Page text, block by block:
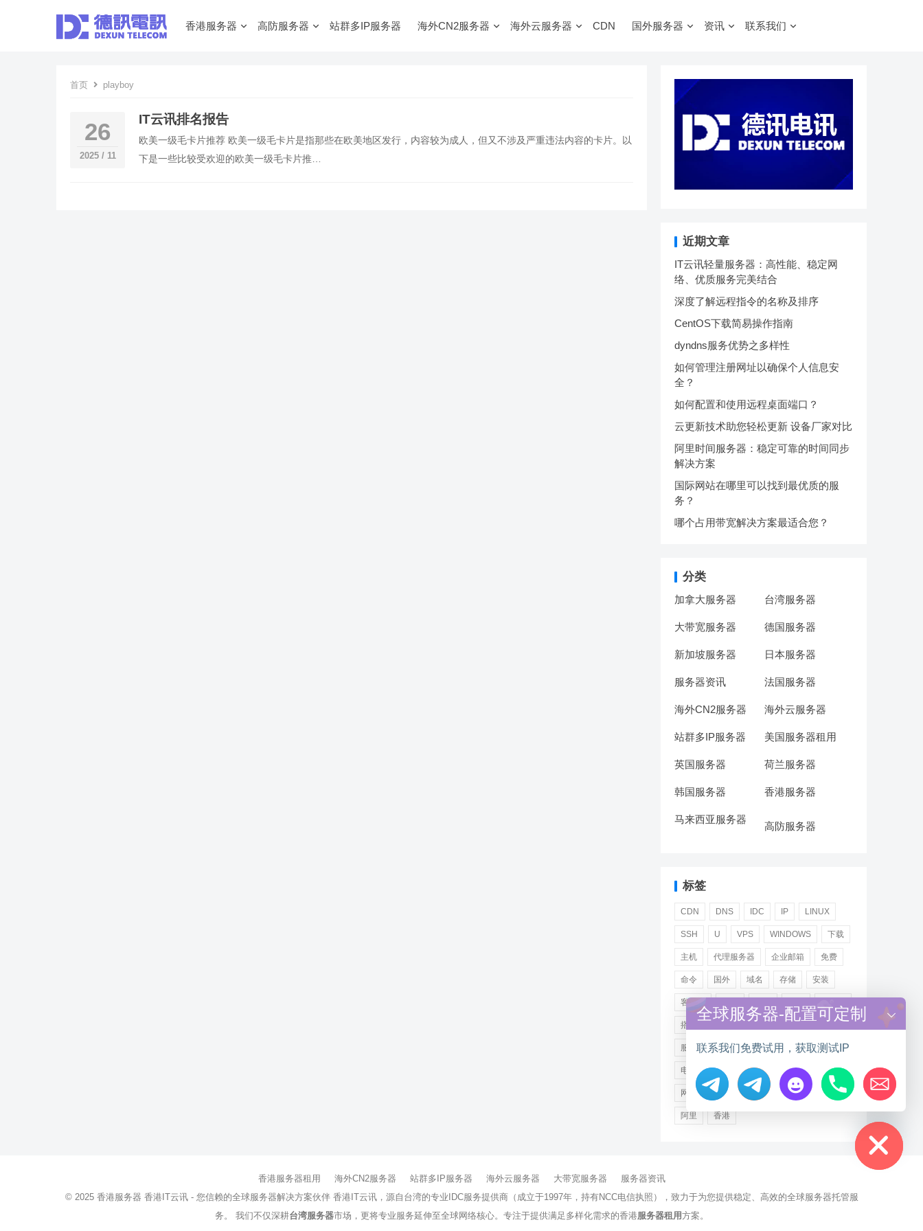
香港服务器 高防服务器 站群多IP服务器 海外CN2服务器 海外云服务器 CDN 国外服务器 资讯 联系我们
首页 playboy
26
2025 / 11
IT云讯排名报告
欧美一级毛卡片推荐 欧美一级毛卡片是指那些在欧美地区发行，内容较为成人，但又不涉及严重违法内容的卡片。以
下是一些比较受欢迎的欧美一级毛卡片推…
近期文章
IT云讯轻量服务器：高性能、稳定网
络、优质服务完美结合
深度了解远程指令的名称及排序
CentOS下载简易操作指南
dyndns服务优势之多样性
如何管理注册网址以确保个人信息安
全？
如何配置和使用远程桌面端口？
云更新技术助您轻松更新 设备厂家对比
阿里时间服务器：稳定可靠的时间同步
解决方案
国际网站在哪里可以找到最优质的服
务？
哪个占用带宽解决方案最适合您？
分类
加拿大服务器 台湾服务器
大带宽服务器 德国服务器
新加坡服务器 日本服务器
服务器资讯 法国服务器
海外CN2服务器 海外云服务器
站群多IP服务器 美国服务器租用
英国服务器 荷兰服务器
韩国服务器 香港服务器
马来西亚服务器
高防服务器
标签
CDN DNS IDC IP LINUX
SSH U VPS WINDOWS 下载
主机 代理服务器 企业邮箱 免费
命令 国外 域名 存储 安装
客户端
搭建 操作步骤 文件 服务
服务器 注册 海外 游戏 用户
电讯 登录 百度 租用 网站
网络 腾讯 虚拟主机 证书 配置
阿里 香港
香港服务器租用 海外CN2服务器 站群多IP服务器 海外云服务器 大带宽服务器
服务器资讯
© 2025 香港服务器 香港IT云讯 - 您信赖的全球服务器解决方案伙伴 香港IT云讯，源自台湾的专业IDC服务提供商（成立于1997年，持有NCC电信执照），致力于为您提供稳定、高效的全球服务器托管服
务。 我们不仅深耕台湾服务器市场，更将专业服务延伸至全球网络核心。专注于提供满足多样化需求的香港服务器租用方案。
Hide chaty
全球服务器-配置可定制
联系我们免费试用，获取测试IP